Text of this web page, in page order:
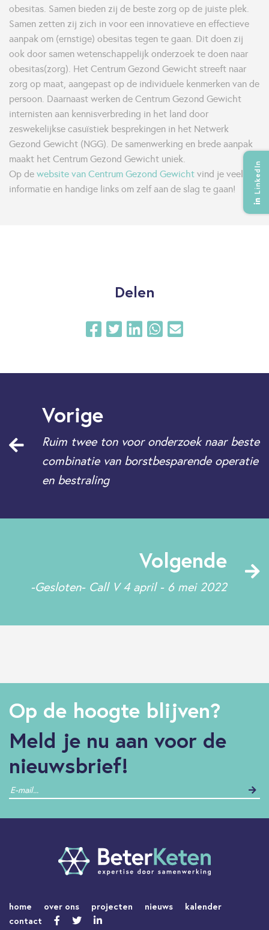
LinkedIn
obesitas. Samen bieden zij de beste zorg op de juiste plek.
Samen zetten zij zich in voor een innovatieve en effectieve
aanpak om (ernstige) obesitas tegen te gaan. Dit doen zij
ook door samen wetenschappelijk onderzoek te doen naar
obesitas(zorg). Het Centrum Gezond Gewicht streeft naar
zorg op maat, aangepast op de individuele kenmerken van de
persoon. Daarnaast werken de Centrum Gezond Gewicht
internisten aan kennisverbreding in het land door
zeswekelijkse casuïstiek besprekingen in het Netwerk
Gezond Gewicht (NGG). De samenwerking en brede aanpak
maakt het Centrum Gezond Gewicht uniek.
Op de website van Centrum Gezond Gewicht vind je veel
informatie en handige links om zelf aan de slag te gaan!
Delen
Vorige
Ruim twee ton voor onderzoek naar beste
combinatie van borstbesparende operatie
en bestraling
Volgende
-Gesloten- Call V 4 april - 6 mei 2022
Op de hoogte blijven?
Meld je nu aan voor de
nieuwsbrief!
home over ons projecten nieuws
kalender
contact